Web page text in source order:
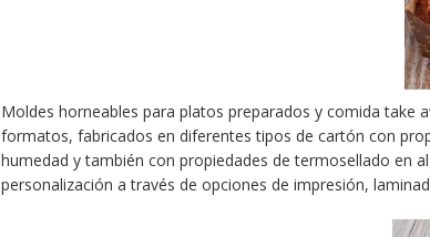
Moldes horneables para platos preparados y comida take
formatos, fabricados en diferentes tipos de cartón con
humedad y también con propiedades de termosellado en
personalización a través de opciones de impresión,